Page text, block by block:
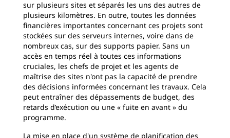
sur plusieurs sites et séparés les uns des autres de
plusieurs kilomètres. En outre, toutes les données
financières importantes concernant ces projets sont
stockées sur des serveurs internes, voire dans de
nombreux cas, sur des supports papier. Sans un
accès en temps réel à toutes ces informations
cruciales, les chefs de projet et les agents de
maîtrise des sites n'ont pas la capacité de prendre
des décisions informées concernant les travaux. Cela
peut entraîner des dépassements de budget, des
retards d’exécution ou une « fuite en avant » du
programme.
La mise en place d'un système de planification des